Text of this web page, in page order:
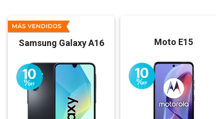
Samsung Galaxy A16 Moto E15